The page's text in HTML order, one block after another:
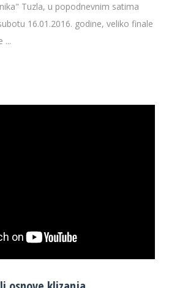
Tuzla, u popodnevnim satima
16.01.2016. godine, veliko finale
...